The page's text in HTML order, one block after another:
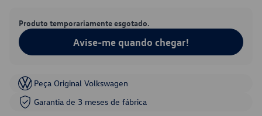
Produto temporariamente esgotado.
Avise-me quando chegar!
Peça Original Volkswagen
Garantia de 3 meses de fábrica